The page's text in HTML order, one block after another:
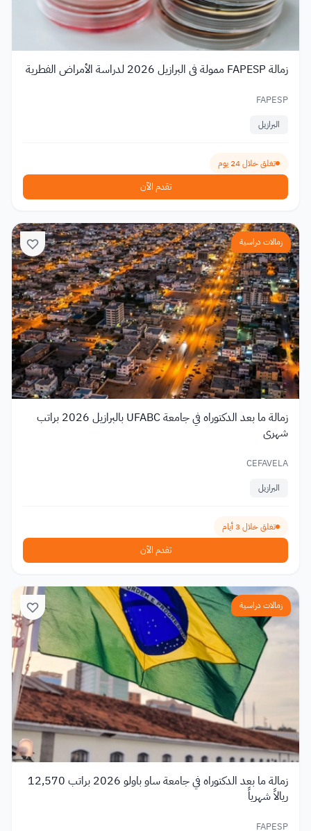
زمالة FAPESP ممولة في البرازيل 2026 لدراسة الأمراض الفطرية
FAPESP
البرازيل
تغلق خلال 24 يوم
تقدم الآن
زمالات دراسية
زمالة ما بعد الدكتوراه في جامعة UFABC بالبرازيل 2026 براتب
شهري
CEFAVELA
البرازيل
تغلق خلال 3 أيام
تقدم الآن
زمالات دراسية
زمالة ما بعد الدكتوراه في جامعة ساو باولو 2026 براتب 12,570
ريالاً شهرياً
FAPESP